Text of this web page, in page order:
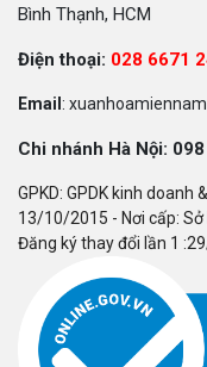
Bình Thạnh, HCM
Điện thoại: 028 6671
Email :
Chi nhánh Hà Nội:
GPKD: GPDK kinh doanh
13/10/2015 - Nơi cấp: Sở
Đăng ký thay đổi lần 1